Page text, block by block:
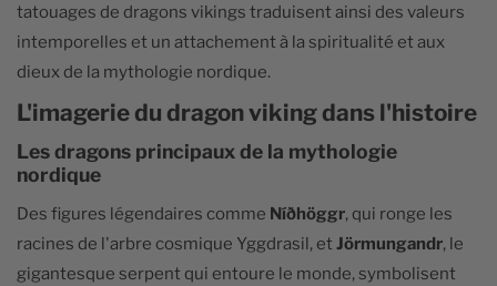
tatouages de dragons vikings traduisent ainsi des valeurs
intemporelles et un attachement à la spiritualité et aux
dieux de la mythologie nordique.
L'imagerie du dragon viking dans l'histoire
Les dragons principaux de la mythologie
nordique
Des figures légendaires comme Níðhöggr, qui ronge les
racines de l'arbre cosmique Yggdrasil, et Jörmungandr, le
gigantesque serpent qui entoure le monde, symbolisent